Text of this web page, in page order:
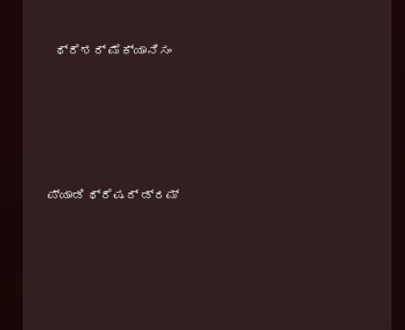
ಥ್ರೆಶರ್ ಮೆಕ್ಯಾನಿಸಂ
ಪ್ಯಾಡಿ ಥ್ರೆಷರ್ ಡ್ರಮ್